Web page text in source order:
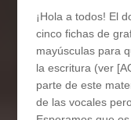
¡Hola a todos! El
cinco fichas de
mayúsculas para
la escritura (ver
parte de este
de las vocales